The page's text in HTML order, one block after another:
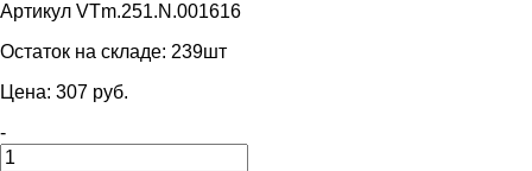
Артикул VTm.251.N.001616
Остаток на складе: 239шт
Цена: 307 pуб.
-